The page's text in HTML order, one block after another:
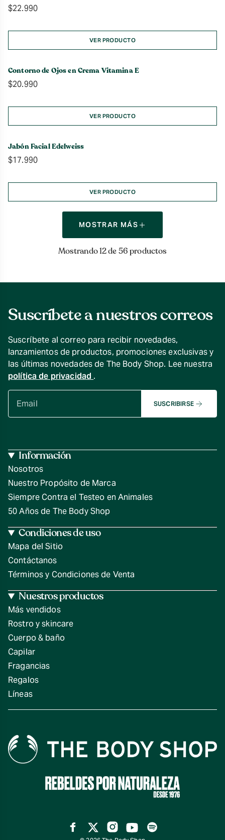
$22.990
VER PRODUCTO
Contorno de Ojos en Crema Vitamina E
$20.990
VER PRODUCTO
Jabón Facial Edelweiss
$17.990
VER PRODUCTO
Mostrando 12 de 56 productos
MOSTRAR MÁS
Suscríbete a nuestros correos
Suscríbete al correo para recibir novedades,
lanzamientos de productos, promociones exclusivas y
las últimas novedades de The Body Shop. Lee nuestra
política de privacidad .
SUSCRIBIRSE
Información
Nosotros
Nuestro Propósito de Marca
Siempre Contra el Testeo en Animales
50 Años de The Body Shop
Condiciones de uso
Mapa del Sitio
Contáctanos
Términos y Condiciones de Venta
Nuestros productos
Más vendidos
Rostro y skincare
Cuerpo & baño
Capilar
Fragancias
Regalos
Líneas
Facebook
TwitterInstagram
YouTube